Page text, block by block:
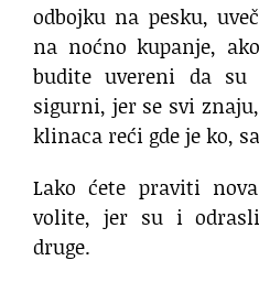
odbojku na pesku,
na noćno kupanje,
budite uvereni da
sigurni, jer se svi
klinaca reći gde je ko,
Lako ćete praviti
volite, jer su i
druge.